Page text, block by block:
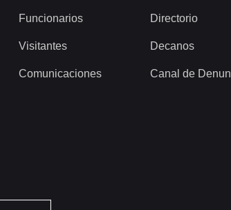
Funcionarios
Visitantes
Comunicaciones
Directorio
Decanos
Canal de